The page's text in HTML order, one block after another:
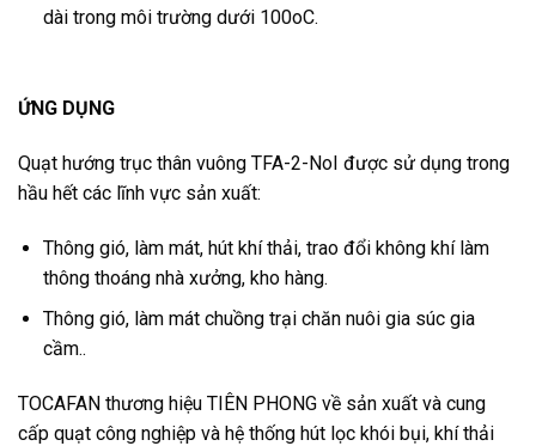
dài trong môi trường dưới 100oC.
ỨNG DỤNG
Quạt hướng trục thân vuông TFA-2-NoI được sử dụng trong
hầu hết các lĩnh vực sản xuất:
Thông gió, làm mát, hút khí thải, trao đổi không khí làm
thông thoáng nhà xưởng, kho hàng.
Thông gió, làm mát chuồng trại chăn nuôi gia súc gia
cầm..
TOCAFAN thương hiệu TIÊN PHONG về sản xuất và cung
cấp quạt công nghiệp và hệ thống hút lọc khói bụi, khí thải